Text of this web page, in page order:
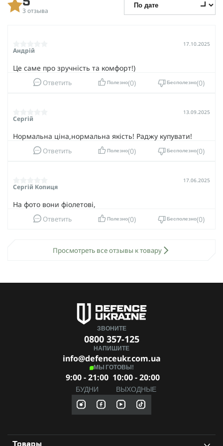
3 отзыва
Андрій
17.10.2025
Це саме про зручність та комфорт!)
Ответить Полезно 0 Бесполезно 0
Сергій
13.09.2025
Нормальна ціна,нормальна якість! Раджу купувати!
Ответить Полезно 0 Бесполезно 0
Сергій Копиця
17.06.2025
На фото вони фіолетові,
Ответить Полезно 0 Бесполезно 0
Просмотреть все отзывы к товару
ЗВОНИТЕ
0800 357-125
НАПИШИТЕ
info@defenceukr.com.ua
МЫ ГОТОВЫ!
9:00 - 21:00
БУДНИ
10:00 - 20:00
ВЫХОДНЫЕ